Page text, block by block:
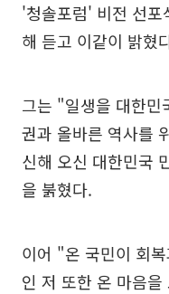
'청솔포럼' 비전 선포
해 듣고 이같이 밝혔
그는 "일생을 대한민
권과 올바른 역사를
신해 오신 대한민국
을 붉혔다.
이어 "온 국민이 회
인 저 또한 온 마음